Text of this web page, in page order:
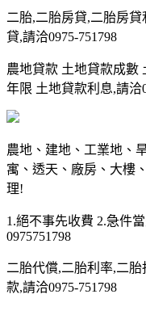
二胎,二胎房貸,二胎房
貸,請洽0975-751798
農地貸款 土地貸款成數
年限 土地貸款利息,請洽
農地、建地、工業地、
寓、透天、廠房、大樓
理!
1.絕不事先收費 2.急件
0975751798
二胎代償,二胎利率,二
款,請洽0975-751798